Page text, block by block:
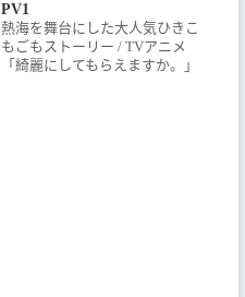
PV1
熱海を舞台にした大人気ひきこ
もごもストーリー / TVアニメ
「綺麗にしてもらえますか。」